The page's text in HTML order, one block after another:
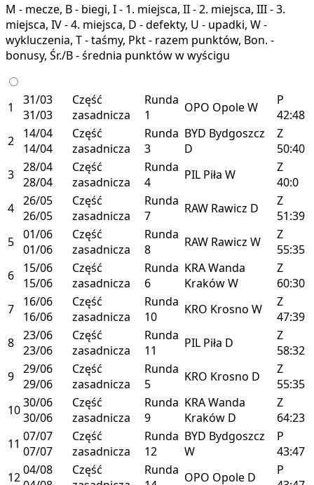
M - mecze, B - biegi, I - 1. miejsca, II - 2. miejsca, III - 3.
miejsca, IV - 4. miejsca, D - defekty, U - upadki, W -
wykluczenia, T - taśmy, Pkt - razem punktów, Bon. -
bonusy, Śr./B - średnia punktów w wyścigu
1
31/03
31/03
Część
zasadnicza
Runda
1
OPO OpoleW
P
42:48
2
14/04
14/04
Część
zasadnicza
Runda
3
BYD Bydgoszcz
D
Z
50:40
3 28/04
28/04
Część
zasadnicza
Runda
4
PIL Piła W
Z
40:0
4 26/05
26/05
Część
zasadnicza
Runda
7
RAW Rawicz D
Z
51:39
5 01/06
01/06
Część
zasadnicza
Runda
8
RAW Rawicz W
Z
55:35
6
15/06
15/06
Część
zasadnicza
Runda
6
KRAWanda
KrakówW
Z
60:30
7
16/06
16/06
Część
zasadnicza
Runda
10
KRO Krosno W
Z
47:39
8 23/06
23/06
Część
zasadnicza
Runda
11
PIL Piła D
Z
58:32
9 29/06
29/06
Część
zasadnicza
Runda
5
KRO Krosno D
Z
55:35
1030/06
30/06
Część
zasadnicza
Runda
9
KRAWanda
Kraków D
Z
64:23
11 07/07
07/07
Część
zasadnicza
Runda
12
BYD Bydgoszcz
W
P
43:47
1204/08
Część
Runda OPO Opole D
P